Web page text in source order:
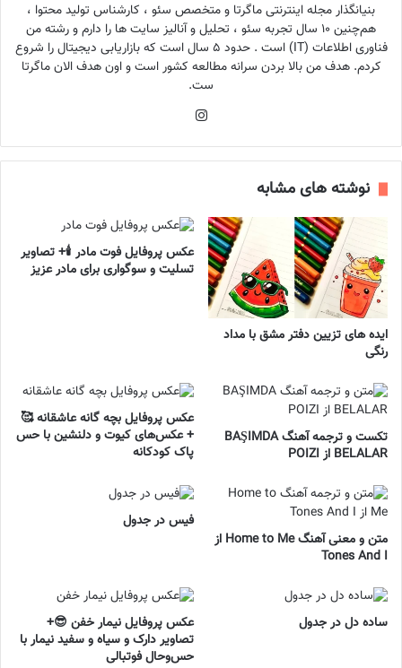
بنیانگذار مجله اینترنتی ماگرتا و متخصص سئو ، کارشناس تولید محتوا ،
هم‌چنین ۱۰ سال تجربه سئو ، تحلیل و آنالیز سایت ها را دارم و رشته من
فناوری اطلاعات (IT) است . حدود ۵ سال است که بازاریابی دیجیتال را شروع
کردم. هدف من بالا بردن سرانه مطالعه کشور است و اون هدف الان ماگرتا
ست.
نوشته های مشابه
ایده های تزیین دفتر مشق با مداد
رنگی
عکس پروفایل فوت مادر 🕯️+ تصاویر
تسلیت و سوگواری برای مادر عزیز
تکست و ترجمه آهنگ BAŞIMDA
BELALAR از POIZI
عکس پروفایل بچه گانه عاشقانه 🥰
+ عکس‌های کیوت و دلنشین با حس
پاک کودکانه
متن و معنی آهنگ Home to Me از
Tones And I
فیس در جدول
ساده دل در جدول
عکس پروفایل نیمار خفن 😎+
تصاویر دارک و سیاه و سفید نیمار با
حس‌وحال فوتبالی